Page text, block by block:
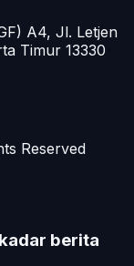
A4, Jl. Letjen
Timur 13330
Reserved
berita